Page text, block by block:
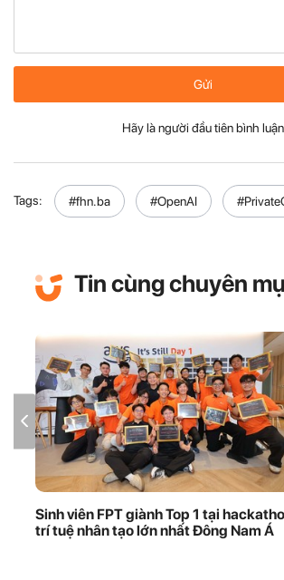
Gửi
Hãy là người đầu tiên bình luận
Tags: #fhn.ba #OpenAI
Tin cùng chuyên
Sinh viên FPT giành Top 1 tại
trí tuệ nhân tạo lớn nhất Đông Nam Á